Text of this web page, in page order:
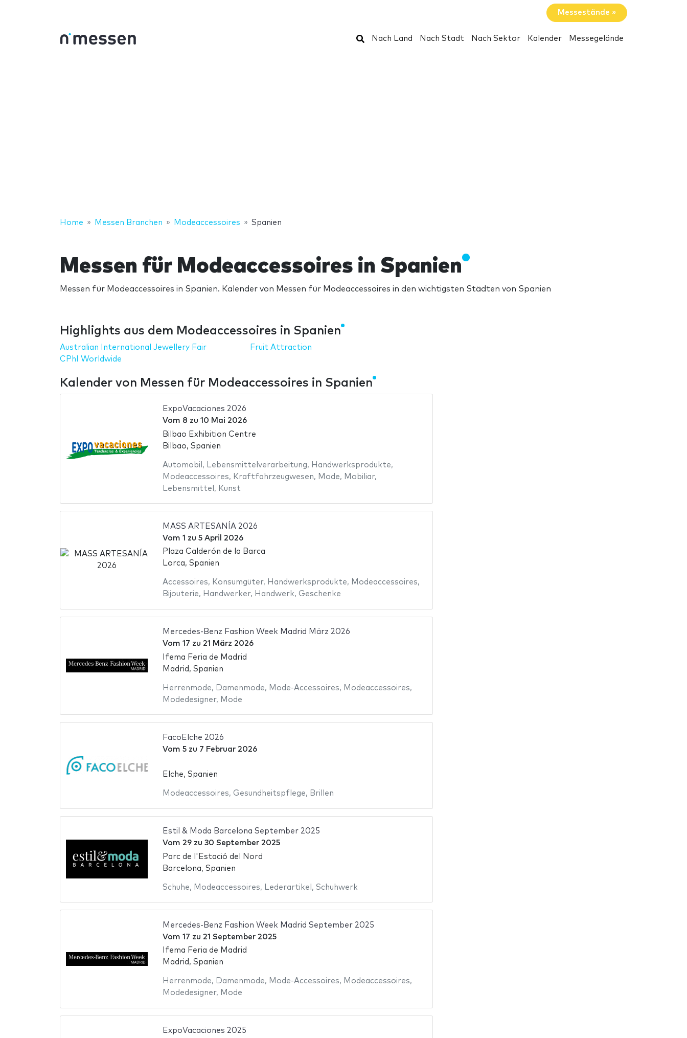
Messestände »
Suchen
Nach Land Nach Stadt Nach Sektor Kalender Messegelände
Home Messen Branchen Modeaccessoires Spanien
Messen für Modeaccessoires in Spanien
Messen für Modeaccessoires in Spanien. Kalender von Messen für Modeaccessoires in den wichtigsten Städten von Spanien
Highlights aus dem Modeaccessoires in Spanien
Australian International Jewellery Fair
CPhI Worldwide
Fruit Attraction
Kalender von Messen für Modeaccessoires in Spanien
ExpoVacaciones 2026
Vom 8 zu 10 Mai 2026
Bilbao Exhibition Centre
Bilbao, Spanien
Automobil , Lebensmittelverarbeitung, Handwerksprodukte,
Modeaccessoires, Kraftfahrzeugwesen, Mode, Mobiliar,
Lebensmittel , Kunst
MASS ARTESANÍA 2026
Vom 1 zu 5 April 2026
Plaza Calderón de la Barca
Lorca, Spanien
Accessoires, Konsumgüter, Handwerksprodukte, Modeaccessoires,
Bijouterie, Handwerker, Handwerk, Geschenke
Mercedes-Benz Fashion Week Madrid März 2026
Vom 17 zu 21 März 2026
Ifema Feria de Madrid
Madrid, Spanien
Herrenmode, Damenmode, Mode-Accessoires, Modeaccessoires,
Modedesigner, Mode
FacoElche 2026
Vom 5zu 7 Februar 2026
Elche, Spanien
Modeaccessoires, Gesundheitspflege, Brillen
Estil & Moda Barcelona September 2025
Vom 29zu 30 September 2025
Parc de l'Estació del Nord
Barcelona, Spanien
Schuhe, Modeaccessoires, Lederartikel , Schuhwerk
Mercedes-Benz Fashion Week Madrid September 2025
Vom 17 zu 21 September 2025
Ifema Feria de Madrid
Madrid, Spanien
Herrenmode, Damenmode, Mode-Accessoires, Modeaccessoires,
Modedesigner, Mode
ExpoVacaciones 2025